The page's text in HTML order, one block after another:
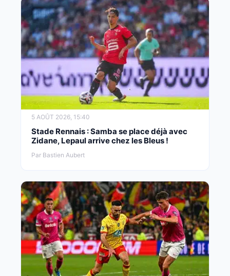
5 AOÛT 2026, 15:40
Stade Rennais : Samba se place déjà avec
Zidane, Lepaul arrive chez les Bleus !
Par Bastien Aubert